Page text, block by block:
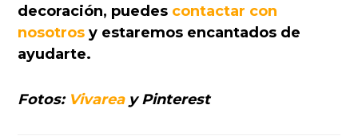
decoración, puedes contactar con
nosotros y estaremos encantados de
ayudarte.
Fotos: Vivareay Pinterest